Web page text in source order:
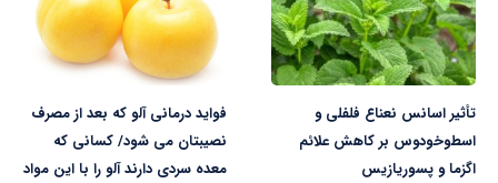
تأثیر اسانس نعناع فلفلی و
اسطوخودوس بر کاهش علائم
اگزما و پسوریازیس
فواید درمانی آلو که بعد از مصرف
نصیبتان می شود/ کسانی که
معده سردی دارند آلو را با این مواد